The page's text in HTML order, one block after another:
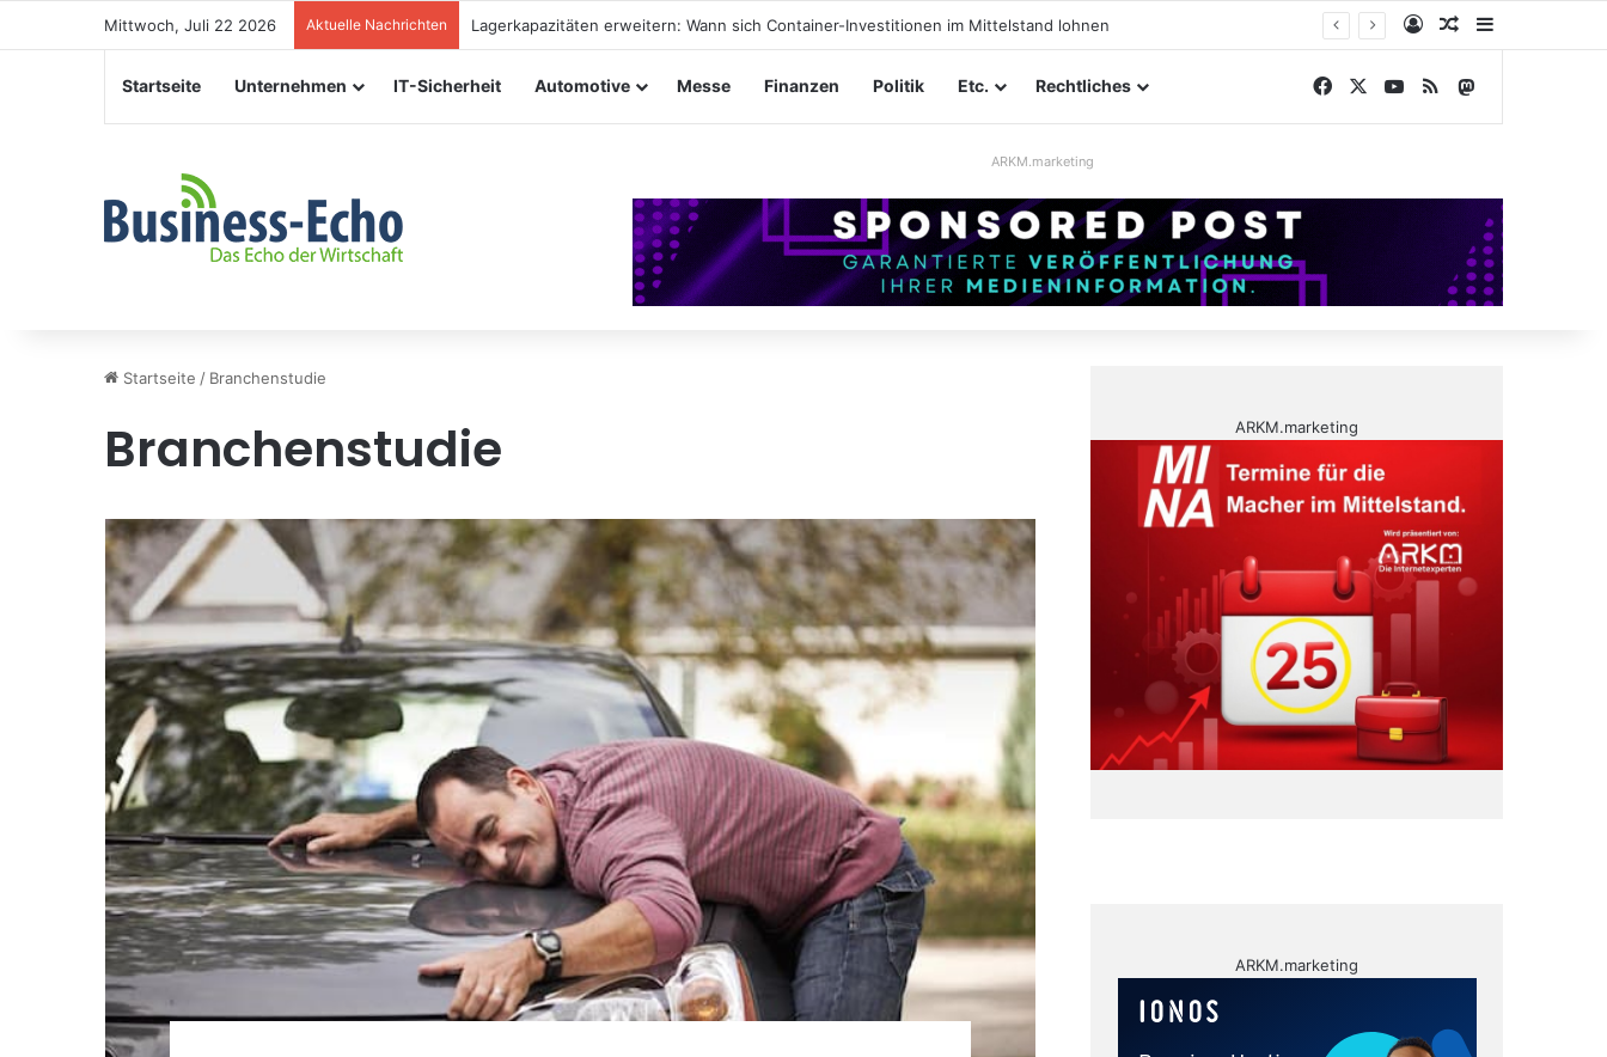
Mittwoch, Juli 22 2026 Aktuelle Nachrichten Veranstaltungssicherheit im Mittelstand: Absperrkonzepte für temporäre Außengelände AnmeldenZufälliger
Startseite Unternehmen IT-Sicherheit Automotive Messe Finanzen Politik Etc. Rechtliches Facebook YouTube
RSS
ARKM.marketing
Startseite / Branchenstudie
Branchenstudie ARKM.marketing
ARKM.marketing